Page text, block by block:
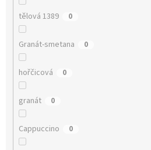
tělová 1389 0
Granát-smetana 0
hořčicová 0
granát 0
Cappuccino 0